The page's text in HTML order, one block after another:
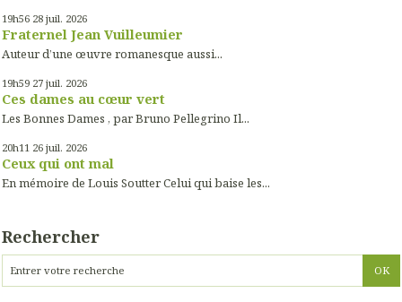
19h56 28 juil. 2026
Fraternel Jean Vuilleumier
Auteur d’une œuvre romanesque aussi...
19h59 27 juil. 2026
Ces dames au cœur vert
Les Bonnes Dames , par Bruno Pellegrino Il...
20h11 26 juil. 2026
Ceux qui ont mal
En mémoire de Louis Soutter Celui qui baise les...
Rechercher